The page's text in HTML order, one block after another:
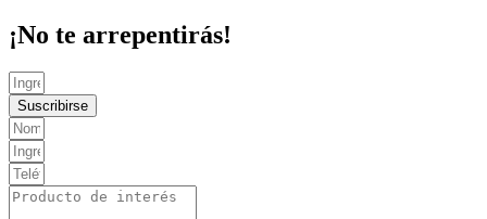
¡No te arrepentirás!
Suscribirse